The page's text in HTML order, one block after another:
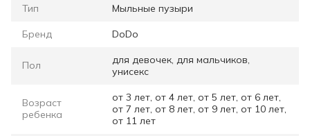
Тип
Мыльные пузыри
Бренд DoDo
Пол
для девочек, для мальчиков,
унисекс
Возраст
ребенка
от 3 лет, от 4 лет, от 5 лет, от 6 лет,
от 7 лет, от 8 лет, от 9 лет, от 10 лет,
от 11 лет